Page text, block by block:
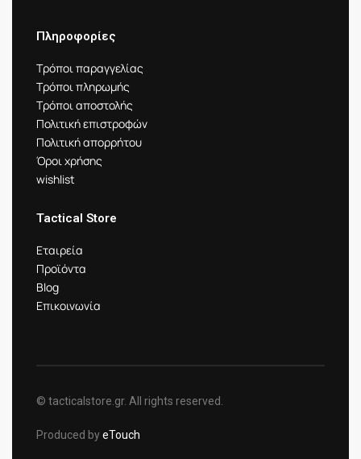
Πληροφορίες
Τρόποι παραγγελίας
Τρόποι πληρωμής
Τρόποι αποστολής
Πολιτική επιστροφών
Πολιτική απορρήτου
Όροι χρήσης
wishlist
Tactical Store
Εταιρεία
Προϊόντα
Blog
Επικοινωνία
© tacticalstore.gr. All rights reserved.
Produced byeTouch